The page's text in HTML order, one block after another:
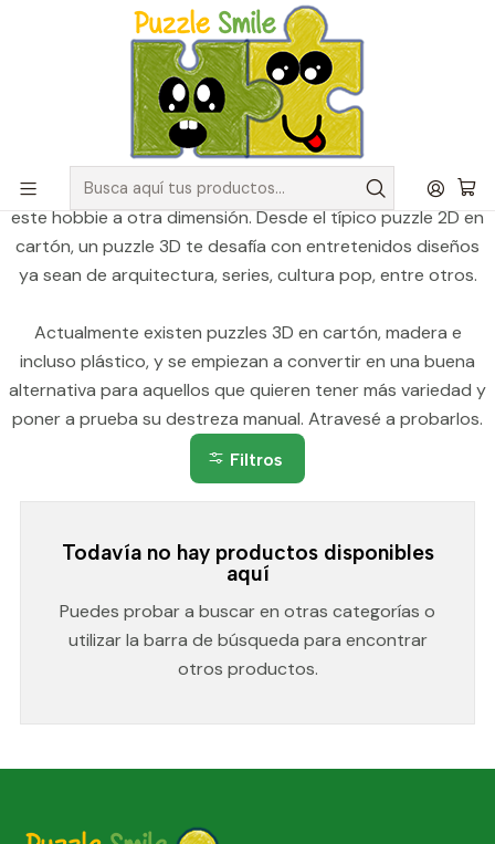
Envíos GRATIS para pedidos sobre $50.000 en Regiones de la
Catálogo de Puzzles y Rompecabezas Puzzles 3D
Puzzles 3D
Los rompecabezas 3D tienen la particularidad de llevar
este hobbie a otra dimensión. Desde el típico puzzle 2D en
cartón, un puzzle 3D te desafía con entretenidos diseños
ya sean de arquitectura, series, cultura pop, entre otros.
Actualmente existen puzzles 3D en cartón, madera e
incluso plástico, y se empiezan a convertir en una buena
alternativa para aquellos que quieren tener más variedad y
poner a prueba su destreza manual. Atravesé a probarlos.
Filtros
Todavía no hay productos disponibles
aquí
Puedes probar a buscar en otras categorías o
utilizar la barra de búsqueda para encontrar
otros productos.